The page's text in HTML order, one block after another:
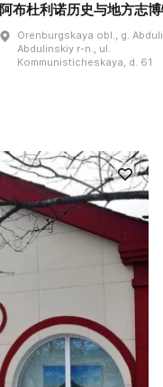
阿布杜利诺历史与地方志
Orenburgskaya obl., g.
Abdulinskiy r-n., ul.
Kommunisticheskaya, d. 61